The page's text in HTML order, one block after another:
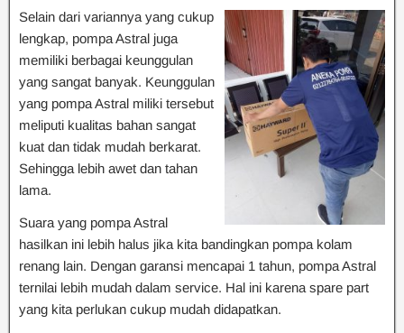
Selain dari variannya yang cukup
lengkap, pompa Astral juga
memiliki berbagai keunggulan
yang sangat banyak. Keunggulan
yang pompa Astral miliki tersebut
meliputi kualitas bahan sangat
kuat dan tidak mudah berkarat.
Sehingga lebih awet dan tahan
lama.
Suara yang pompa Astral
hasilkan ini lebih halus jika kita bandingkan pompa kolam
renang lain. Dengan garansi mencapai 1 tahun, pompa Astral
ternilai lebih mudah dalam service. Hal ini karena spare part
yang kita perlukan cukup mudah didapatkan.